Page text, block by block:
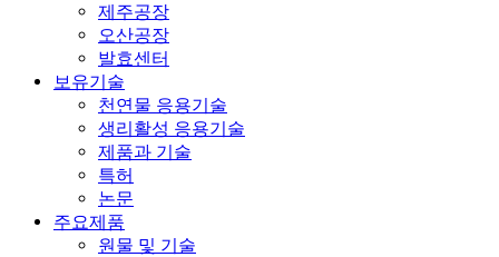
제주공장
오산공장
발효센터
보유기술
천연물 응용기술
생리활성 응용기술
제품과 기술
특허
논문
주요제품
원물 및 기술